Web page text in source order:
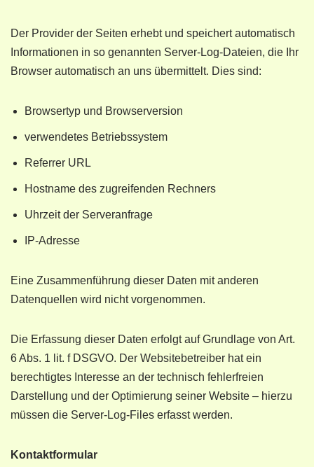
Der Provider der Seiten erhebt und speichert automatisch
Informationen in so genannten Server-Log-Dateien, die Ihr
Browser automatisch an uns übermittelt. Dies sind:
Browsertyp und Browserversion
verwendetes Betriebssystem
Referrer URL
Hostname des zugreifenden Rechners
Uhrzeit der Serveranfrage
IP-Adresse
Eine Zusammenführung dieser Daten mit anderen
Datenquellen wird nicht vorgenommen.
Die Erfassung dieser Daten erfolgt auf Grundlage von Art.
6 Abs. 1 lit. f DSGVO. Der Websitebetreiber hat ein
berechtigtes Interesse an der technisch fehlerfreien
Darstellung und der Optimierung seiner Website – hierzu
müssen die Server-Log-Files erfasst werden.
Kontaktformular